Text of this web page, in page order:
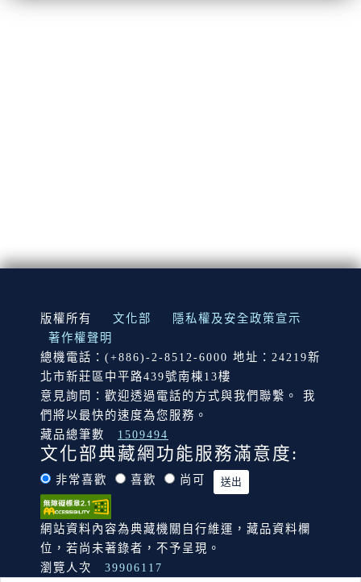
:::
版權所有 文化部
隱私權及安全政策宣示
著作權聲明
總機電話：(+886)-2-8512-6000 地址：24219新
北市新莊區中平路439號南棟13樓
意見詢問：歡迎透過電話的方式與我們聯繫。 我
們將以最快的速度為您服務。
藏品總筆數
1509494
文化部典藏網功能服務滿意度:
非常喜歡 喜歡 尚可
網站資料內容為典藏機關自行維運，藏品資料欄
位，若尚未著錄者，不予呈現。
瀏覽人次
39906117